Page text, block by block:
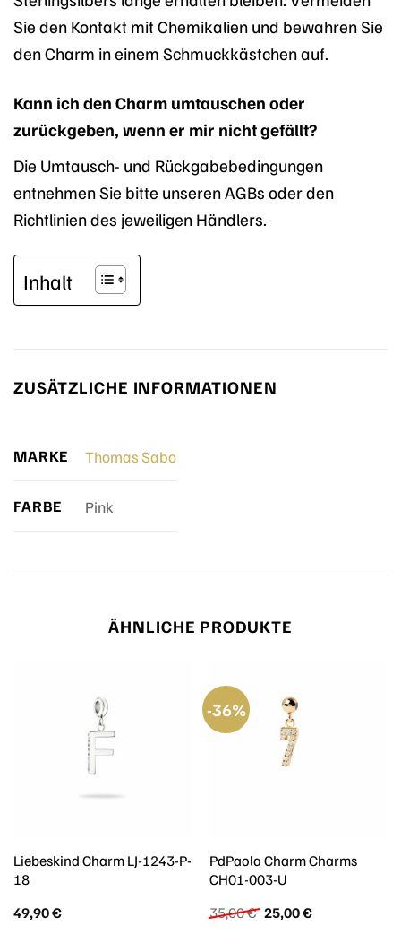
Sie den Kontakt mit Chemikalien und bewahren Sie
den Charm in einem Schmuckkästchen auf.
Kann ich den Charm umtauschen oder
zurückgeben, wenn er mir nicht gefällt?
Die Umtausch- und Rückgabebedingungen
entnehmen Sie bitte unseren AGBs oder den
Richtlinien des jeweiligen Händlers.
Inhalt
ZUSÄTZLICHE INFORMATIONEN
MARKE Thomas Sabo
FARBE Pink
ÄHNLICHE PRODUKTE
Liebeskind Charm LJ-1243-P-
18
49,90€
-36%
PdPaola Charm Charms
CH01-003-U
35,00€ Ursprünglicher
Preis
25,00€Aktueller